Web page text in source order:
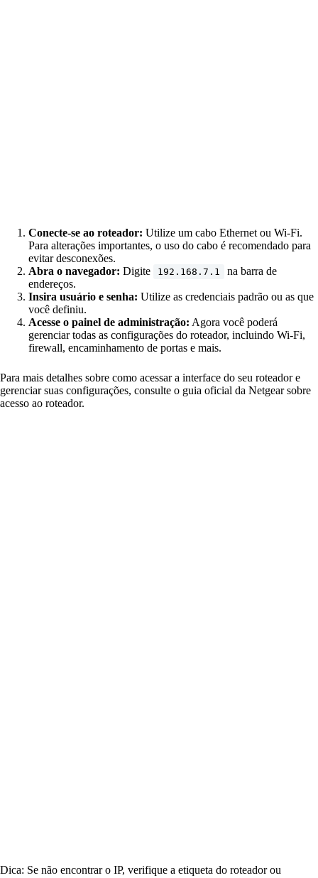
Conecte-se ao roteador: Utilize um cabo Ethernet ou Wi-Fi.
Para alterações importantes, o uso do cabo é recomendado para
evitar desconexões.
Abra o navegador: Digite 192.168.7.1
na barra de
endereços.
Insira usuário e senha: Utilize as credenciais padrão ou as que
você definiu.
Acesse o painel de administração: Agora você poderá
gerenciar todas as configurações do roteador, incluindo Wi-Fi,
firewall, encaminhamento de portas e mais.
Para mais detalhes sobre como acessar a interface do seu roteador e
gerenciar suas configurações, consulte o guia oficial da Netgearsobre
acesso ao roteador.
Dica: Se não encontrar o IP, verifique a etiqueta do roteador ou